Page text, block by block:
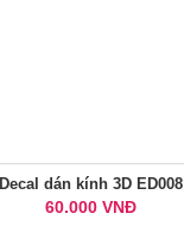
Decal dán kính 3D ED008
60.000 VNĐ